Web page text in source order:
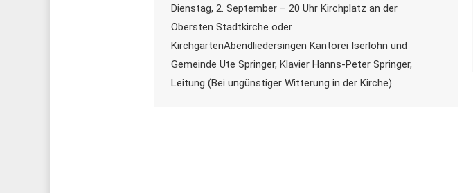
Dienstag, 2. September – 20 Uhr Kirchplatz an der
Obersten Stadtkirche oder
KirchgartenAbendliedersingen Kantorei Iserlohn und
Gemeinde Ute Springer, Klavier Hanns-Peter Springer,
Leitung (Bei ungünstiger Witterung in der Kirche)